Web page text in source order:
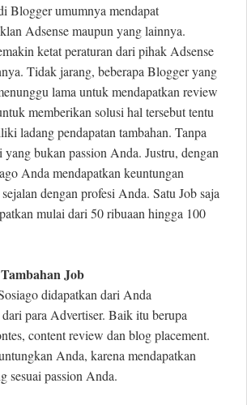
Blogger umumnya mendapat
Adsense maupun yang lainnya.
ketat peraturan dari pihak Adsense
Tidak jarang, beberapa Blogger yang
lama untuk mendapatkan review
memberikan solusi hal tersebut tentu
ladang pendapatan tambahan. Tanpa
yang bukan passion Anda. Justru, dengan
Anda mendapatkan keuntungan
dengan profesi Anda. Satu Job saja
mulai dari 50 ribuaan hingga 100
Job
didapatkan dari Anda
para Advertiser. Baik itu berupa
content review dan blog placement.
Anda, karena mendapatkan
sesuai passion Anda.